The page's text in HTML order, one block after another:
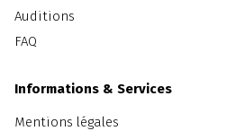
Auditions
FAQ
Informations & Services
Mentions légales